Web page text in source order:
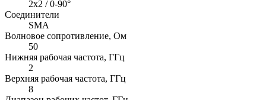
2х2 / 0-90°
Соединители
SMA
Волновое сопротивление, Ом
50
Нижняя рабочая частота, ГГц
2
Верхняя рабочая частота, ГГц
8